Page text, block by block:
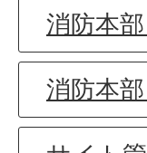
消防本
消防本